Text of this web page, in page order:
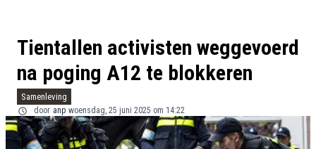
Tientallen activisten weggevoerd
na poging A12 te blokkeren
Samenleving
door anp woensdag, 25 juni 2025 om 14:22